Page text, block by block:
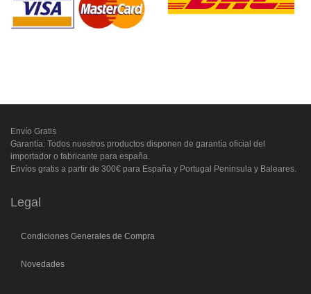
Envío Gratis
Garantía: Todos nuestros productos disponen de garantía oficial del
importador o fabricante para españa.
Envíos gratis a partir de 300€ para España y Portugal Peninsula y Baleares.
Legal
Condiciones Generales de Compra
Novedades